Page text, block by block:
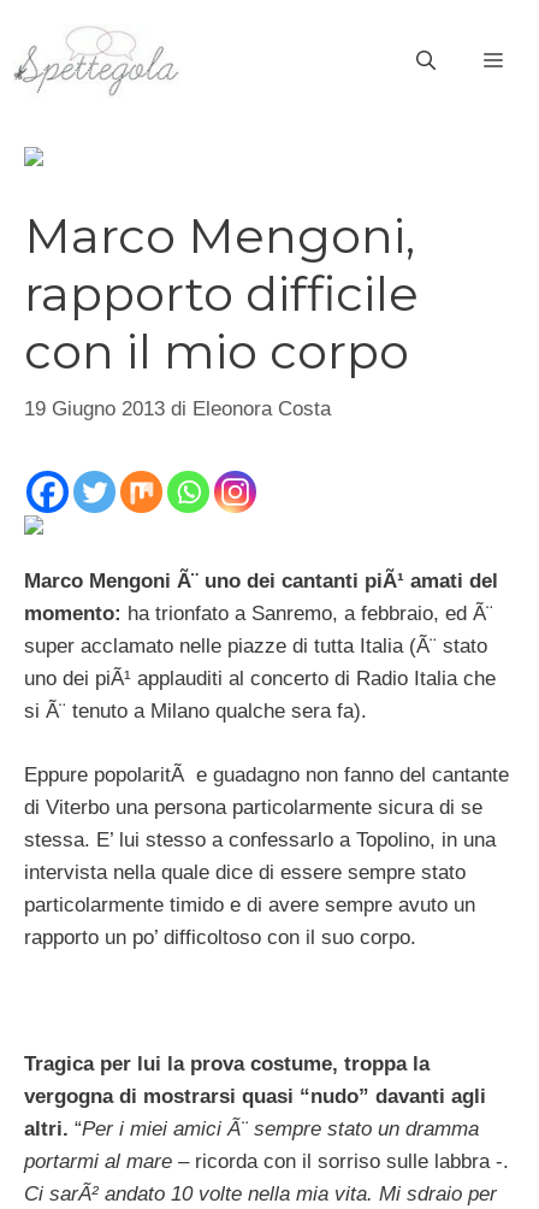
contenuto
Marco Mengoni,
rapporto difficile
con il mio corpo
19 Giugno 2013 di Eleonora Costa
Marco Mengoni Ã¨ uno dei cantanti piÃ¹ amati del
momento: ha trionfato a Sanremo, a febbraio, ed Ã¨
super acclamato nelle piazze di tutta Italia (Ã¨ stato
uno dei piÃ¹ applauditi al concerto di Radio Italia che
si Ã¨ tenuto a Milano qualche sera fa).
Eppure popolaritÃ e guadagno non fanno del cantante
di Viterbo una persona particolarmente sicura di se
stessa. E’ lui stesso a confessarlo a Topolino, in una
intervista nella quale dice di essere sempre stato
particolarmente timido e di avere sempre avuto un
rapporto un po’ difficoltoso con il suo corpo.
Tragica per lui la prova costume, troppa la
vergogna di mostrarsi quasi “nudo” davanti agli
altri. “Per i miei amici Ã¨ sempre stato un dramma
portarmi al mare – ricorda con il sorriso sulle labbra -.
Ci sarÃ² andato 10 volte nella mia vita. Mi sdraio per